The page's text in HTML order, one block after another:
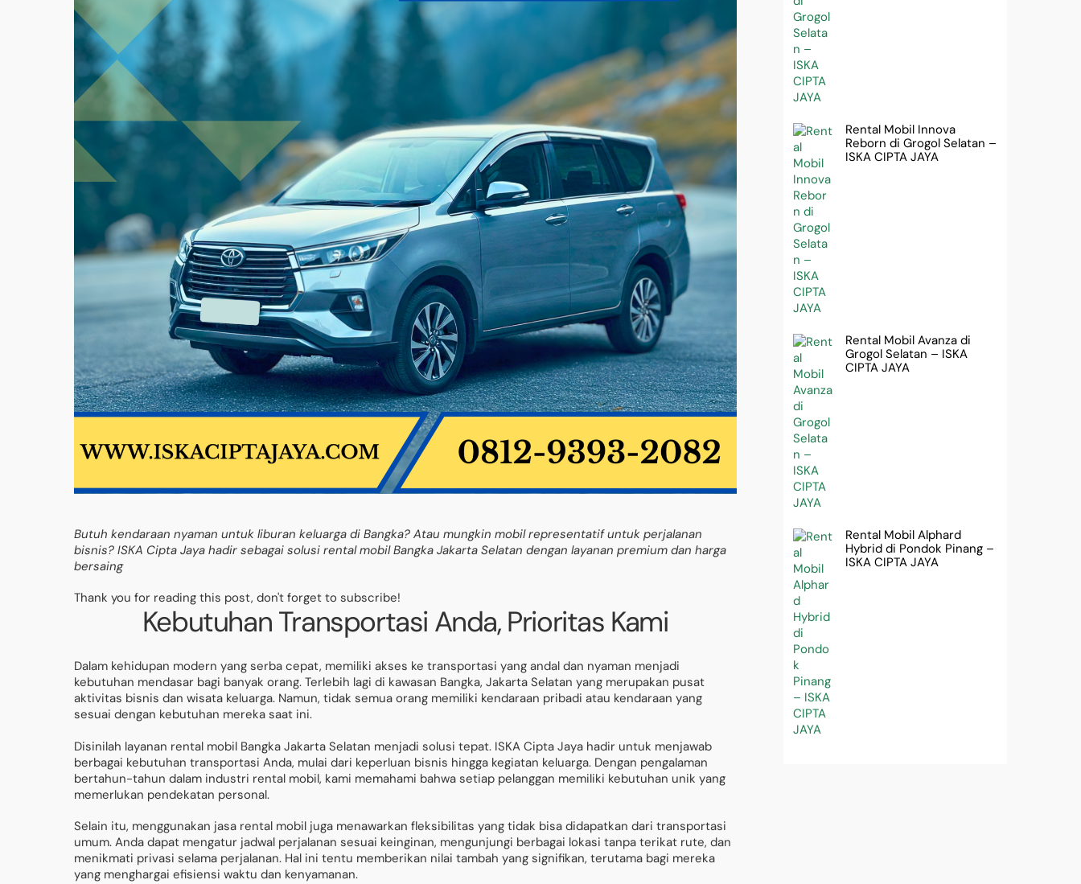
Butuh kendaraan nyaman untuk liburan keluarga di Bangka? Atau mungkin mobil representatif untuk perjalanan
bisnis? ISKA Cipta Jaya hadir sebagai solusi rental mobil Bangka Jakarta Selatan dengan layanan premium dan harga
bersaing
Thank you for reading this post, don't forget to subscribe!
Kebutuhan Transportasi Anda, Prioritas Kami
Dalam kehidupan modern yang serba cepat, memiliki akses ke transportasi yang andal dan nyaman menjadi
kebutuhan mendasar bagi banyak orang. Terlebih lagi di kawasan Bangka, Jakarta Selatan yang merupakan pusat
aktivitas bisnis dan wisata keluarga. Namun, tidak semua orang memiliki kendaraan pribadi atau kendaraan yang
sesuai dengan kebutuhan mereka saat ini.
Disinilah layanan rental mobil Bangka Jakarta Selatan menjadi solusi tepat. ISKA Cipta Jaya hadir untuk menjawab
berbagai kebutuhan transportasi Anda, mulai dari keperluan bisnis hingga kegiatan keluarga. Dengan pengalaman
bertahun-tahun dalam industri rental mobil, kami memahami bahwa setiap pelanggan memiliki kebutuhan unik yang
memerlukan pendekatan personal.
Selain itu, menggunakan jasa rental mobil juga menawarkan fleksibilitas yang tidak bisa didapatkan dari transportasi
umum. Anda dapat mengatur jadwal perjalanan sesuai keinginan, mengunjungi berbagai lokasi tanpa terikat rute, dan
menikmati privasi selama perjalanan. Hal ini tentu memberikan nilai tambah yang signifikan, terutama bagi mereka
yang menghargai efisiensi waktu dan kenyamanan.
Rental Mobil Innova
Reborn di Grogol Selatan –
ISKA CIPTA JAYA
Rental Mobil Avanza di
Grogol Selatan – ISKA
CIPTA JAYA
Rental Mobil Alphard
Hybrid di Pondok Pinang –
ISKA CIPTA JAYA